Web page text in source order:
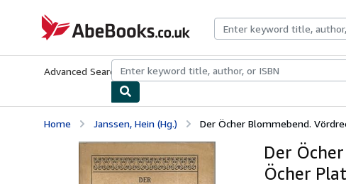
AbeBooks.co.uk
Advanced Search Browse CollectionsRare BooksArt & Collectables
Home Janssen, Hein (Hg.) Der Öcher Blommebend.
Der
Öcher